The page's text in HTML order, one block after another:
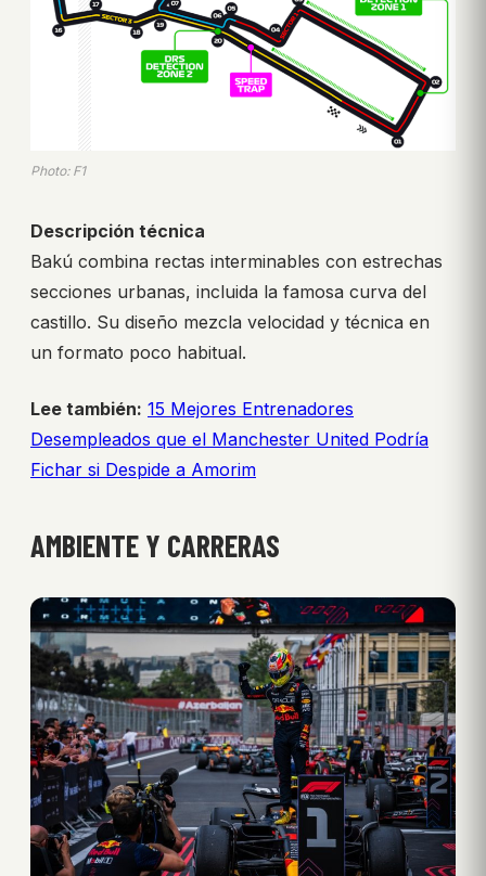
Photo: F1
Descripción técnica
Bakú combina rectas interminables con estrechas
secciones urbanas, incluida la famosa curva del
castillo. Su diseño mezcla velocidad y técnica en
un formato poco habitual.
Lee también: 15 Mejores Entrenadores
Desempleados que el Manchester United Podría
Fichar si Despide a Amorim
AMBIENTE Y CARRERAS